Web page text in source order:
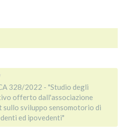
328/2022 - "Studio degli
offerto dall'associazione
sullo sviluppo sensomotorio di
ed ipovedenti"